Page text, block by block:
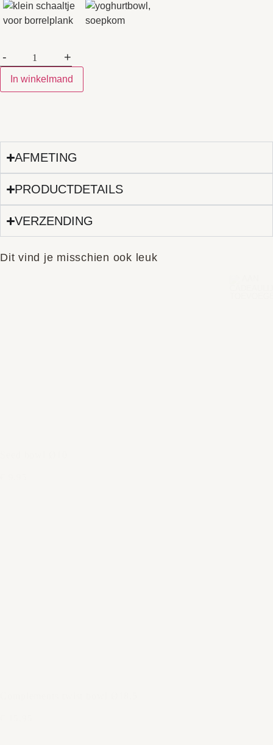
- +
In winkelmand
AFMETING
PRODUCTDETAILS
VERZENDING
Dit vind je misschien ook leuk